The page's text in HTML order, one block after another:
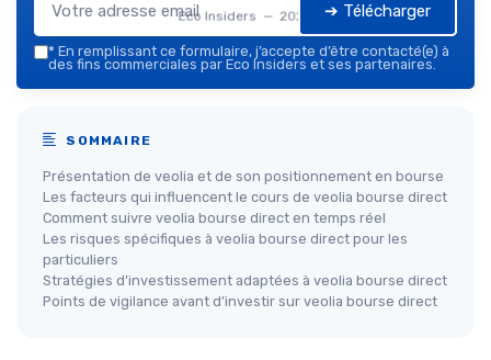
Eco Insiders — 2026 ➔ Télécharger
* En remplissant ce formulaire, j’accepte d’être contacté(e) à
des fins commerciales par Eco Insiders et ses partenaires.
SOMMAIRE
Présentation de veolia et de son positionnement en bourse
Les facteurs qui influencent le cours de veolia bourse direct
Comment suivre veolia bourse direct en temps réel
Les risques spécifiques à veolia bourse direct pour les
particuliers
Stratégies d’investissement adaptées à veolia bourse direct
Points de vigilance avant d’investir sur veolia bourse direct